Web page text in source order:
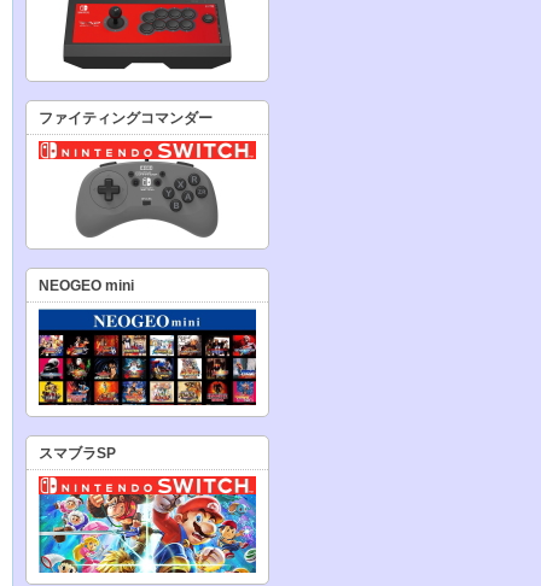
ファイティングコマンダー
NEOGEO mini
スマブラSP